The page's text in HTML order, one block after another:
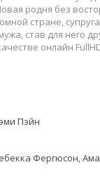
родня без
стране,
став для него
онлайн
Пэйн
Фергюсон,